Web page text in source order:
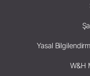
Yasal
W&H